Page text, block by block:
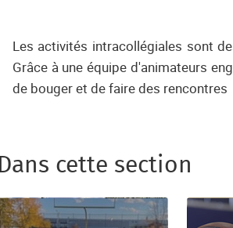
Les activités intracollégiales sont
Grâce à une équipe d'animateurs
de bouger et de faire des rencontres
Dans cette section